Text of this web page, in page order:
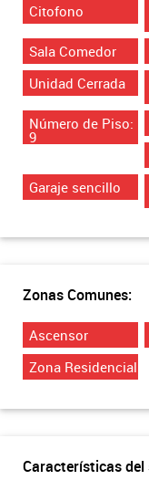
Citofono
Sala Comedor
Unidad Cerrada
Número de Piso:
9
Garaje sencillo
Zonas Comunes:
Ascensor
Zona Residencial
Características del